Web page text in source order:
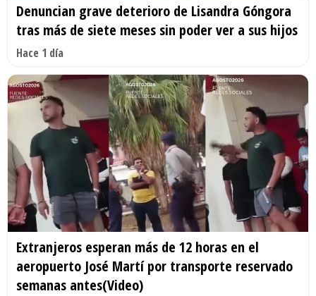
Denuncian grave deterioro de Lisandra Góngora
tras más de siete meses sin poder ver a sus hijos
Hace 1 día
Extranjeros esperan más de 12 horas en el
aeropuerto José Martí por transporte reservado
semanas antes(Video)